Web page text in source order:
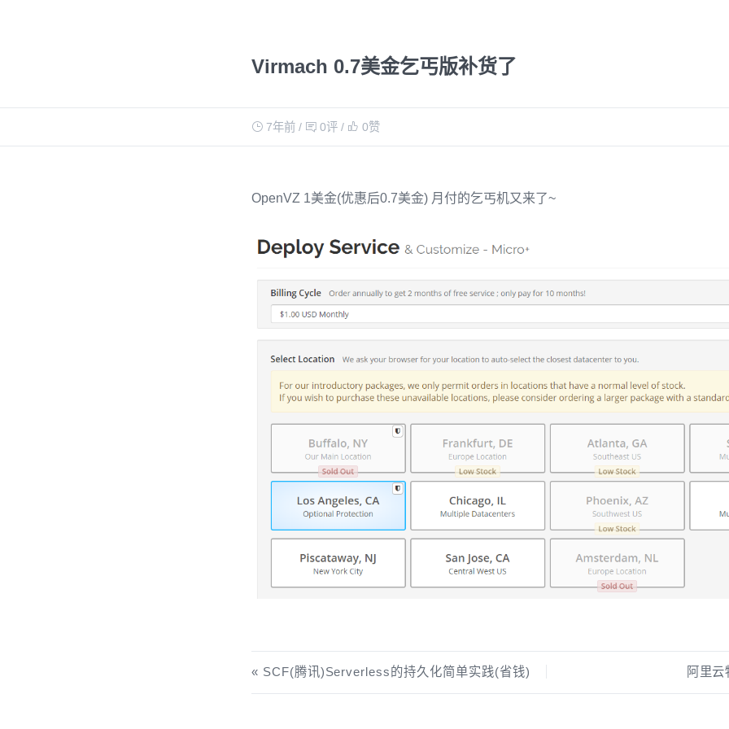
Virmach 0.7美金乞丐版补货了
7年前/ 0评/ 0赞
OpenVZ 1美金(优惠后0.7美金) 月付的乞丐机又来了~
SCF(腾讯)Serverless的持久化简单实践(省钱) 阿里